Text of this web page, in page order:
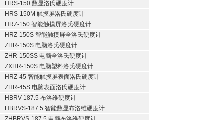
HRS-150 数显洛氏硬度计
HRS-150M 触摸屏洛氏硬度计
HRZ-150 智能触摸屏洛氏硬度计
HRZ-150S 智能触摸屏全洛氏硬度计
ZHR-150S 电脑洛氏硬度计
ZHR-150SS 电脑全洛氏硬度计
ZXHR-150S 电脑塑料洛氏硬度计
HRZ-45 智能触摸屏表面洛氏硬度计
ZHR-45S 电脑表面洛氏硬度计
HBRV-187.5 布洛维硬度计
HBRVS-187.5 智能数显布洛维硬度计